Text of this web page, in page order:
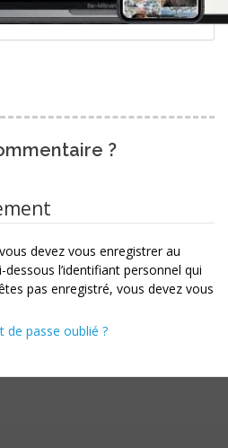
?
devez vous enregistrer au
dessous l’identifiant personnel qui
pas enregistré, vous devez vous
de passe oublié ?